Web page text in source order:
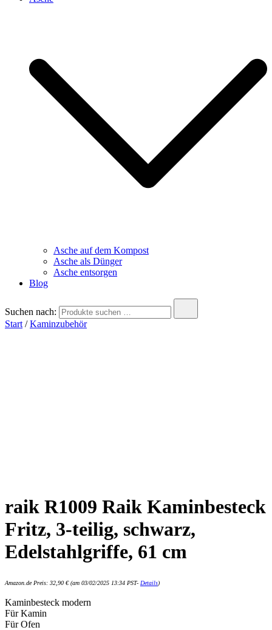
Asche auf dem Kompost
Asche als Dünger
Asche entsorgen
Blog
Suchen nach:
Start /Kaminzubehör
raik R1009 Raik Kaminbesteck
Fritz, 3-teilig, schwarz,
Edelstahlgriffe, 61 cm
Amazon.de Preis: 32,90 €(am 03/02/2025 13:34 PST- Details)
Kaminbesteck modern
Für Kamin
Für Ofen